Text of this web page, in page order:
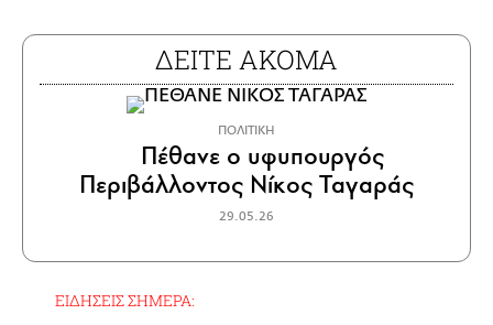
ΔΕΙΤΕ ΑΚΟΜΑ
ΠΟΛΙΤΙΚΗ
Πέθανε ο υφυπουργός
Περιβάλλοντος Νίκος Ταγαράς
29.05.26
ΕΙΔΗΣΕΙΣ ΣΗΜΕΡΑ: